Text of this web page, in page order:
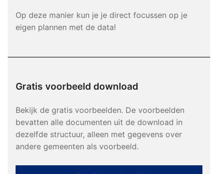
Op deze manier kun je je direct focussen op je
eigen plannen met de data!
Gratis voorbeeld download
Bekijk de gratis voorbeelden. De voorbeelden
bevatten alle documenten uit de download in
dezelfde structuur, alleen met gegevens over
andere gemeenten als voorbeeld.